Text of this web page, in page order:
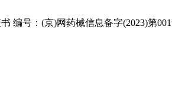
编号：(京)网药械信息备字(2023)第